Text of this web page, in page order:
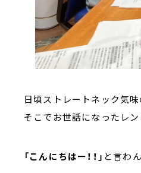
日頃ストレートネック気
そこでお世話になったレ
「こんにちはー！！」 と言わ